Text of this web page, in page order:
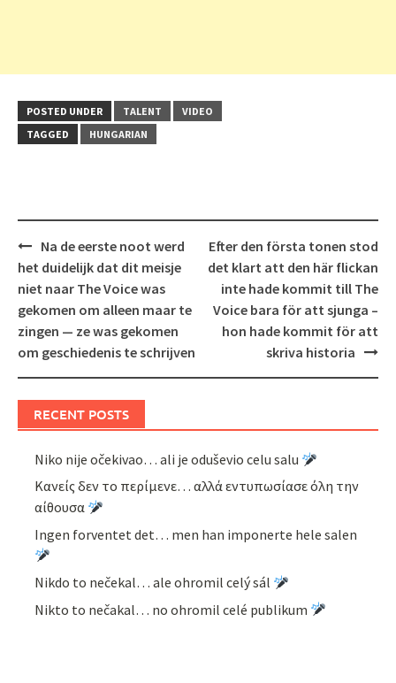
POSTED UNDER TALENT
VIDEO
TAGGED
HUNGARIAN
Post
navigation
Na de eerste noot werd
het duidelijk dat dit meisje
niet naar The Voice was
gekomen om alleen maar te
zingen — ze was gekomen
om geschiedenis te schrijven
Efter den första tonen stod
det klart att den här flickan
inte hade kommit till The
Voice bara för att sjunga –
hon hade kommit för att
skriva historia
RECENT POSTS
Niko nije očekivao… ali je oduševio celu salu
Κανείς δεν το περίμενε… αλλά εντυπωσίασε όλη την
αίθουσα
Ingen forventet det… men han imponerte hele salen
Nikdo to nečekal… ale ohromil celý sál
Nikto to nečakal… no ohromil celé publikum